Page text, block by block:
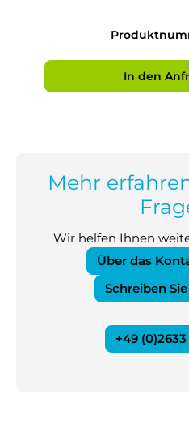
In den
Mehr
Wir helfen Ihnen
Über das
Schreiben
+49